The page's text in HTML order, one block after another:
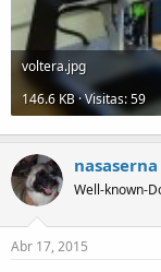
voltera.jpg
146.6 KB · Visitas: 59
nasaserna
Well-known-
Abr 17, 2015